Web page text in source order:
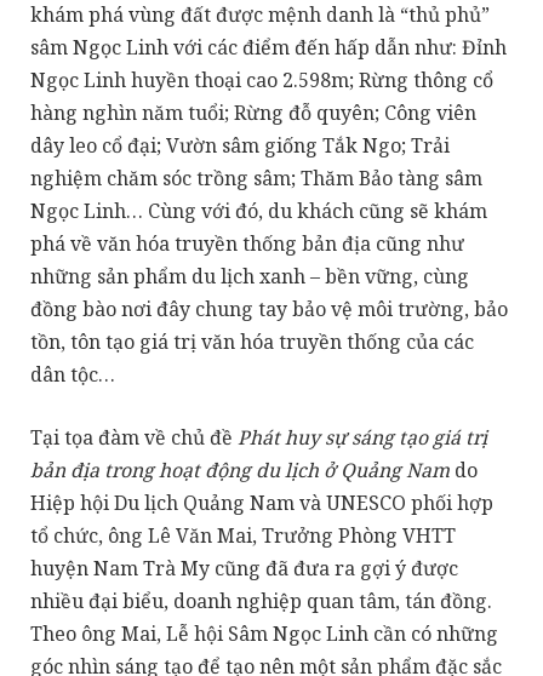
khám phá vùng đất được mệnh danh là “thủ phủ”
sâm Ngọc Linh với các điểm đến hấp dẫn như: Đỉnh
Ngọc Linh huyền thoại cao 2.598m; Rừng thông cổ
hàng nghìn năm tuổi; Rừng đỗ quyên; Công viên
dây leo cổ đại; Vườn sâm giống Tắk Ngo; Trải
nghiệm chăm sóc trồng sâm; Thăm Bảo tàng sâm
Ngọc Linh… Cùng với đó, du khách cũng sẽ khám
phá về văn hóa truyền thống bản địa cũng như
những sản phẩm du lịch xanh – bền vững, cùng
đồng bào nơi đây chung tay bảo vệ môi trường, bảo
tồn, tôn tạo giá trị văn hóa truyền thống của các
dân tộc…
Tại tọa đàm về chủ đề Phát huy sự sáng tạo giá trị
bản địa trong hoạt động du lịch ở Quảng Nam do
Hiệp hội Du lịch Quảng Nam và UNESCO phối hợp
tổ chức, ông Lê Văn Mai, Trưởng Phòng VHTT
huyện Nam Trà My cũng đã đưa ra gợi ý được
nhiều đại biểu, doanh nghiệp quan tâm, tán đồng.
Theo ông Mai, Lễ hội Sâm Ngọc Linh cần có những
góc nhìn sáng tạo để tạo nên một sản phẩm đặc sắc